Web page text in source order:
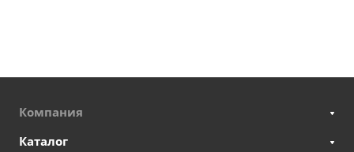
Компания
Каталог